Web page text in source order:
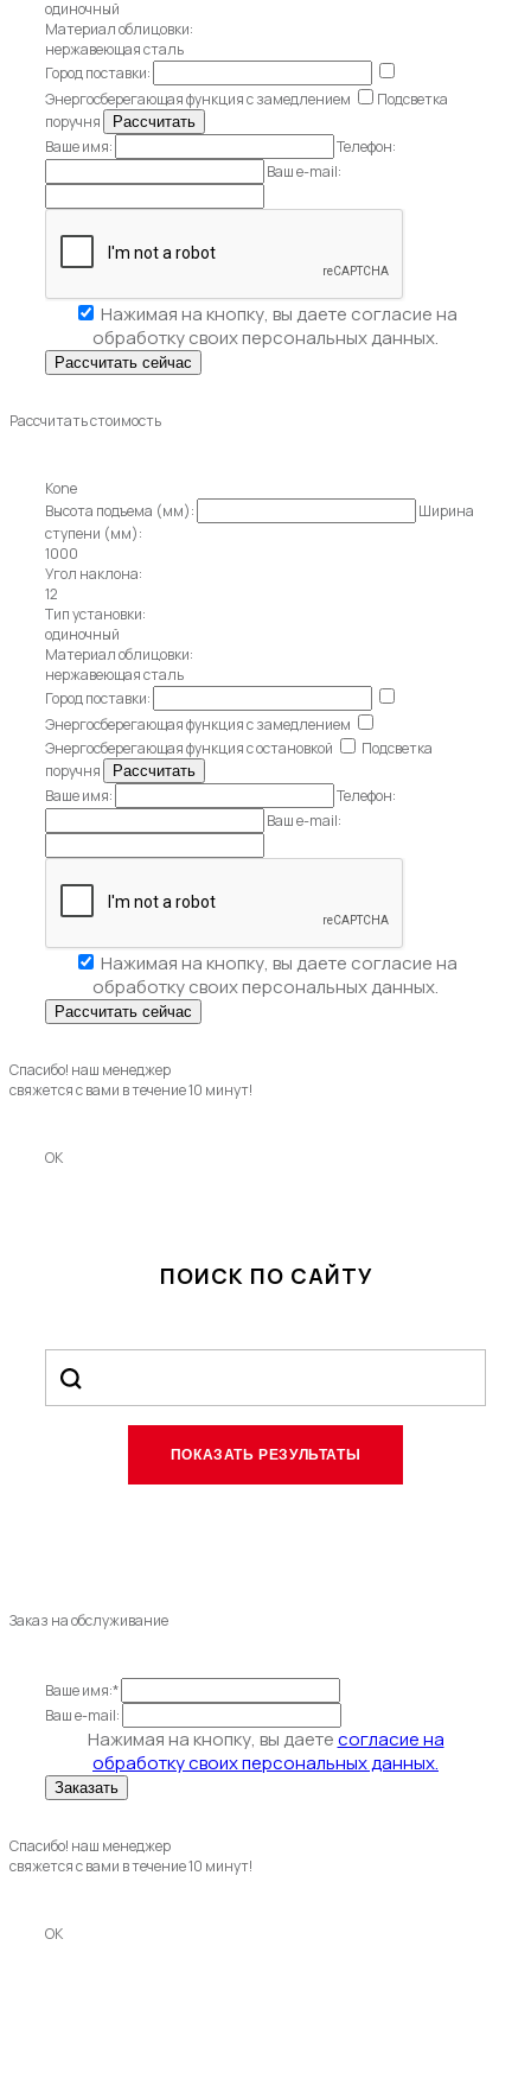
одиночный
Материал облицовки:
нержавеющая сталь
Город поставки:
Энергосберегающая функция с замедлением
Подсветка
поручня
Ваше имя:
Телефон:
Ваш e-mail:
Нажимая на кнопку, вы даете согласие на
обработку своих персональных данных.
Рассчитать стоимость
Kone
Высота подъема (мм):
Ширина
ступени (мм):
1000
Угол наклона:
12
Тип установки:
одиночный
Материал облицовки:
нержавеющая сталь
Город поставки:
Энергосберегающая функция с замедлением
Энергосберегающая функция с остановкой
Подсветка
поручня
Ваше имя:
Телефон:
Ваш e-mail:
Нажимая на кнопку, вы даете согласие на
обработку своих персональных данных.
Спасибо! наш менеджер
свяжется с вами в течение 10 минут!
OK
ПОИСК ПО САЙТУ
Заказ на обслуживание
Ваше имя:*
Ваш e-mail:
Нажимая на кнопку, вы даетесогласие на
обработку своих персональных данных.
Спасибо! наш менеджер
свяжется с вами в течение 10 минут!
OK